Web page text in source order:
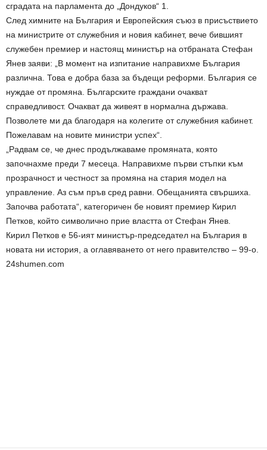
сградата на парламента до „Дондуков“ 1.
След химните на България и Европейския съюз в присъствието
на министрите от служебния и новия кабинет, вече бившият
служебен премиер и настоящ министър на отбраната Стефан
Янев заяви: „В момент на изпитание направихме България
различна. Това е добра база за бъдещи реформи. България се
нуждае от промяна. Българските граждани очакват
справедливост. Очакват да живеят в нормална държава.
Позволете ми да благодаря на колегите от служебния кабинет.
Пожелавам на новите министри успех“.
„Радвам се, че днес продължаваме промяната, която
започнахме преди 7 месеца. Направихме първи стъпки към
прозрачност и честност за промяна на стария модел на
управление. Аз съм пръв сред равни. Обещанията свършиха.
Започва работата“, категоричен бе новият премиер Кирил
Петков, който символично прие властта от Стефан Янев.
Кирил Петков е 56-ият министър-председател на България в
новата ни история, а оглавяването от него правителство – 99-о.
24shumen.com